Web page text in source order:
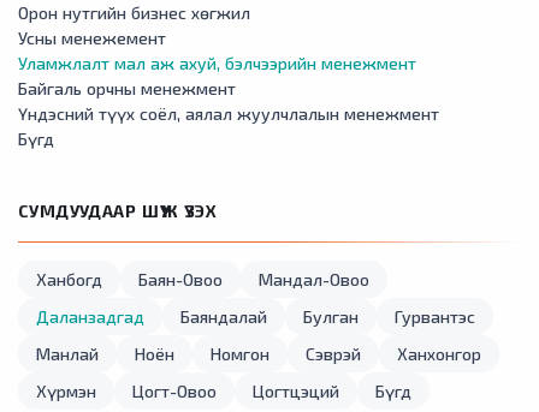
Орон нутгийн бизнес хөгжил
Усны менежемент
Уламжлалт мал аж ахуй, бэлчээрийн менежмент
Байгаль орчны менежмент
Үндэсний түүх соёл, аялал жуулчлалын менежмент
Бүгд
СУМДУУДААР ШҮҮЖ ҮЗЭХ
Ханбогд Баян-Овоо
Мандал-Овоо
Даланзадгад
Баяндалай Булган
Гурвантэс
Манлай
Ноён Номгон Сэврэй
Ханхонгор
Хүрмэн
Цогт-Овоо Цогтцэций Бүгд